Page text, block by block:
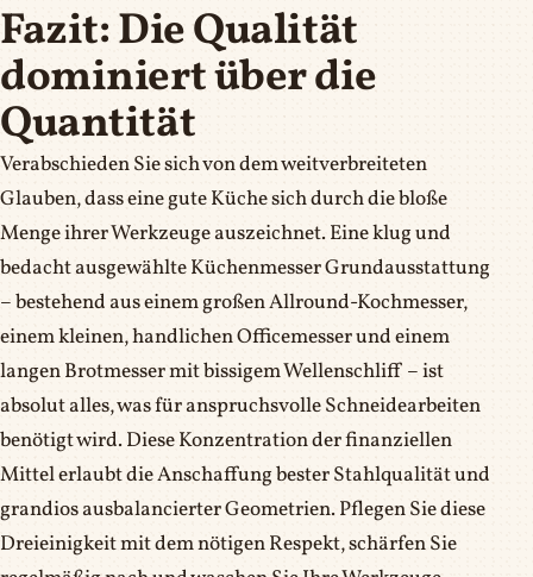
Fazit: Die Qualität
dominiert über die
Quantität
Verabschieden Sie sich von dem weitverbreiteten
Glauben, dass eine gute Küche sich durch die bloße
Menge ihrer Werkzeuge auszeichnet. Eine klug und
bedacht ausgewählte Küchenmesser Grundausstattung
– bestehend aus einem großen Allround-Kochmesser,
einem kleinen, handlichen Officemesser und einem
langen Brotmesser mit bissigem Wellenschliff – ist
absolut alles, was für anspruchsvolle Schneidearbeiten
benötigt wird. Diese Konzentration der finanziellen
Mittel erlaubt die Anschaffung bester Stahlqualität und
grandios ausbalancierter Geometrien. Pflegen Sie diese
Dreieinigkeit mit dem nötigen Respekt, schärfen Sie